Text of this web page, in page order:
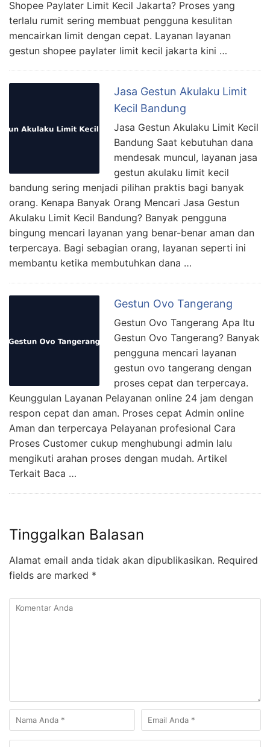
Shopee Paylater Limit Kecil Jakarta? Proses yang
terlalu rumit sering membuat pengguna kesulitan
mencairkan limit dengan cepat. Layanan layanan
gestun shopee paylater limit kecil jakarta kini …
Jasa Gestun Akulaku Limit
Kecil Bandung
Jasa Gestun Akulaku Limit Kecil
Bandung Saat kebutuhan dana
mendesak muncul, layanan jasa
gestun akulaku limit kecil
bandung sering menjadi pilihan praktis bagi banyak
orang. Kenapa Banyak Orang Mencari Jasa Gestun
Akulaku Limit Kecil Bandung? Banyak pengguna
bingung mencari layanan yang benar-benar aman dan
terpercaya. Bagi sebagian orang, layanan seperti ini
membantu ketika membutuhkan dana …
Gestun Ovo Tangerang
Gestun Ovo Tangerang Apa Itu
Gestun Ovo Tangerang? Banyak
pengguna mencari layanan
gestun ovo tangerang dengan
proses cepat dan terpercaya.
Keunggulan Layanan Pelayanan online 24 jam dengan
respon cepat dan aman. Proses cepat Admin online
Aman dan terpercaya Pelayanan profesional Cara
Proses Customer cukup menghubungi admin lalu
mengikuti arahan proses dengan mudah. Artikel
Terkait Baca …
Tinggalkan Balasan
Alamat email anda tidak akan dipublikasikan. Required
fields are marked *